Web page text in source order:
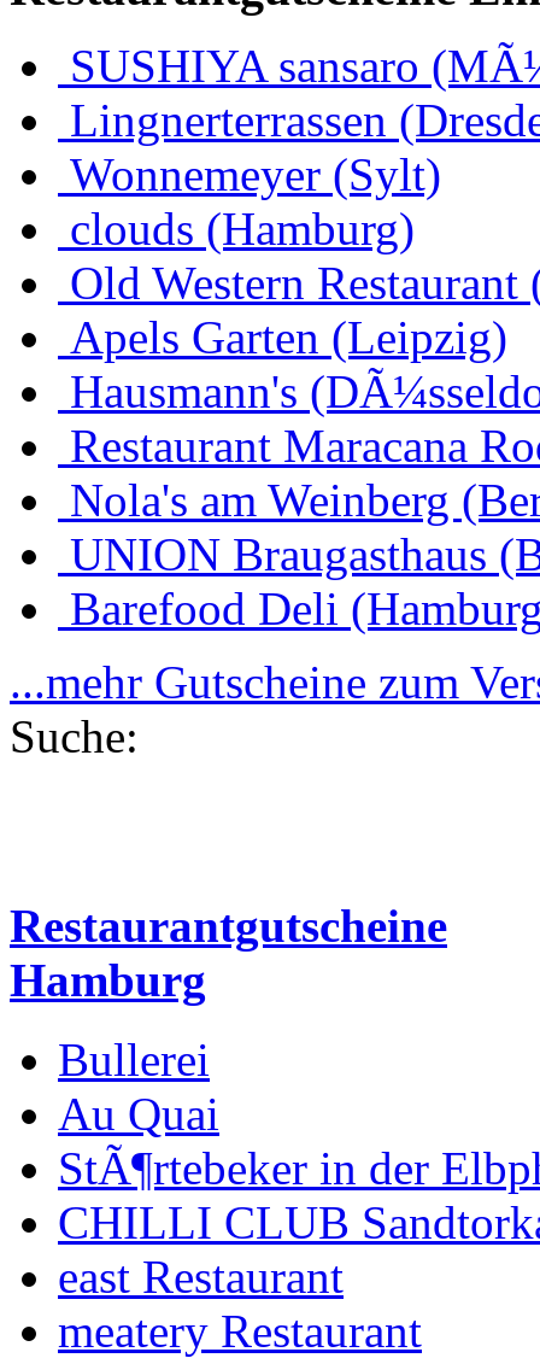
SUSHIYA sansaro
Lingnerterrassen
Wonnemeyer (Sylt)
clouds (Hamburg)
Old Western Restaurant
Apels Garten (Leipzig)
Hausmann's
Restaurant Maracana
Nola's am Weinberg
UNION Braugasthaus
Barefood Deli
...mehr Gutscheine zum
Suche:
Restaurantgutscheine
Hamburg
Bullerei
Au Quai
StÃ¶rtebeker in der
CHILLI CLUB
east Restaurant
meatery Restaurant